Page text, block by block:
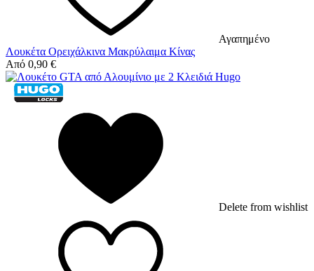
Αγαπημένο
Λουκέτα Ορειχάλκινα Μακρύλαιμα Κίνας
Από 0,90 €
Delete from wishlist